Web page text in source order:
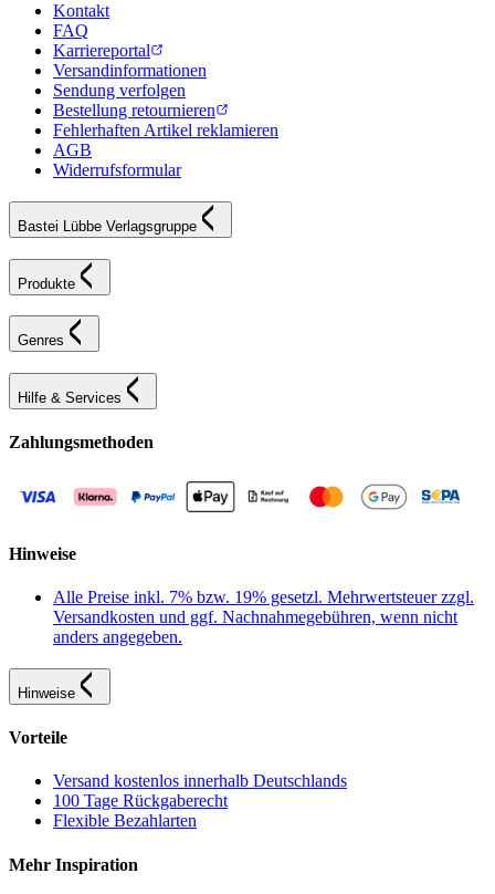
Kontakt
FAQ
Karriereportal
Versandinformationen
Sendung verfolgen
Bestellung retournieren
Fehlerhaften Artikel reklamieren
AGB
Widerrufsformular
Bastei Lübbe Verlagsgruppe
Produkte
Genres
Hilfe & Services
Zahlungsmethoden
Hinweise
Alle Preise inkl. 7% bzw. 19% gesetzl. Mehrwertsteuer zzgl.
Versandkosten und ggf. Nachnahmegebühren, wenn nicht
anders angegeben.
Hinweise
Vorteile
Versand kostenlos innerhalb Deutschlands
100 Tage Rückgaberecht
Flexible Bezahlarten
Mehr Inspiration